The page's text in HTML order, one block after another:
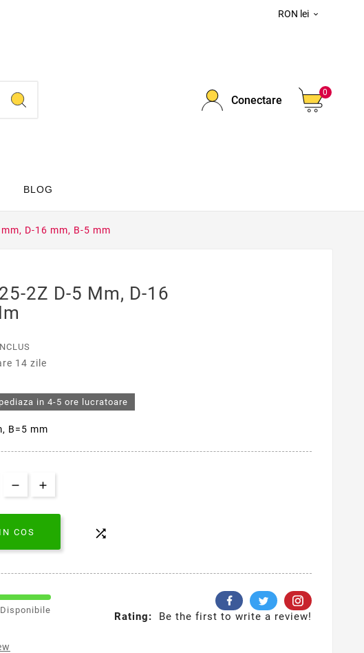
RON lei 
Conectare
0
BLOG
D-16 mm, B-5 mm
2Z D-5 Mm, D-16
14 zile
in 4-5 ore lucratoare
B=5 mm
COS 
Rating: Be the first to write a review!